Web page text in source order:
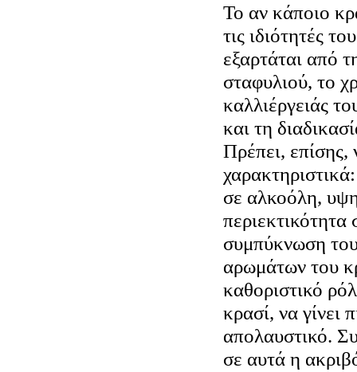
Το αν κάποιο
τις ιδιότητές
εξαρτάται από
σταφυλιού, το
καλλιέργειάς
και τη
Πρέπει, επίσης,
σε αλκοόλη,
συμπύκνωση
αρωμάτων του
καθοριστικό
κρασί, να γίνει
απολαυστικό.
σε αυτά η